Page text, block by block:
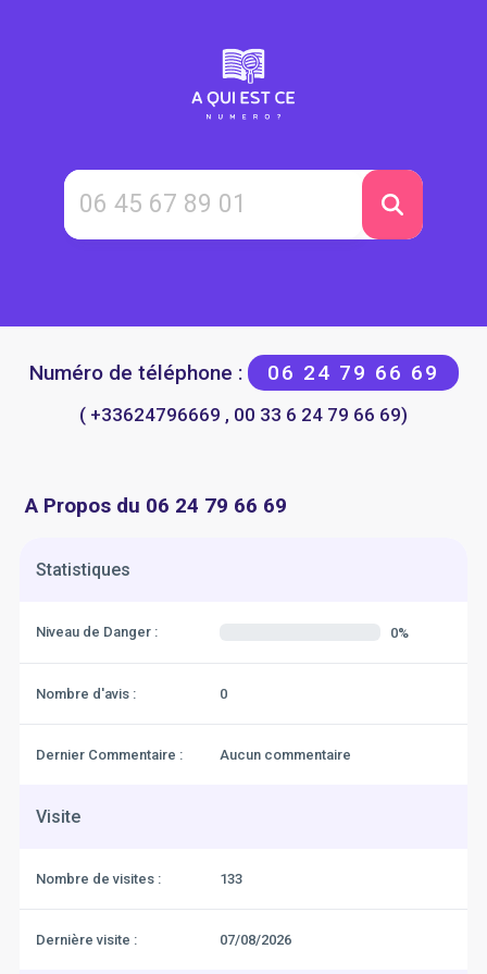
Numéro de téléphone : 06 24 79 66 69
( +33624796669 , 00 33 6 24 79 66 69)
A Propos du 06 24 79 66 69
Statistiques
Niveau de Danger : 0%
Nombre d'avis : 0
Dernier Commentaire : Aucun commentaire
Visite
Nombre de visites : 133
Dernière visite : 07/08/2026